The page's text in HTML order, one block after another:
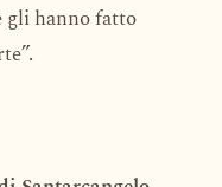
hanno fatto